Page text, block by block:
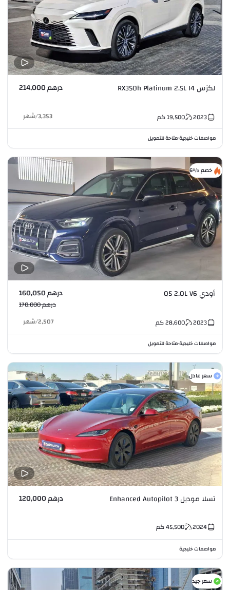
لكزس RX350h Platinum 2.5L I4 درهم 214,000
2023
19,500كم 3,353
/شهر
مواصفات خليجية•متاحة للتمويل
خصم %6
أودي Q5 2.0L V6 درهم 160,050
درهم 170,000
2023
28,600كم 2,507
/شهر
مواصفات خليجية•متاحة للتمويل
سعر عادل
تسلا موديل 3 Enhanced Autopilot درهم 120,000
2024
45,500كم
مواصفات خليجية
سعر جيد